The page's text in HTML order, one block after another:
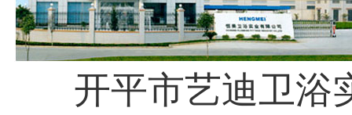
开平市艺迪卫浴